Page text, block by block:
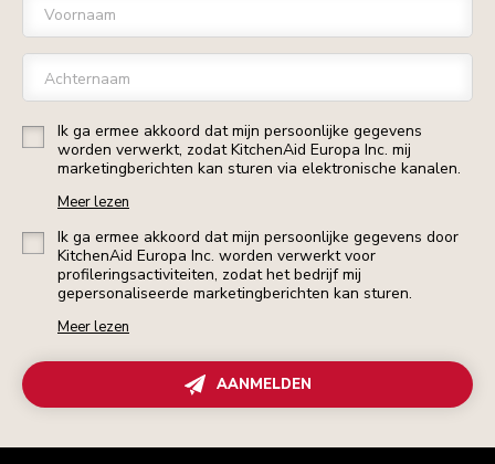
Voornaam
Achternaam
Ik ga ermee akkoord dat mijn persoonlijke gegevens
worden verwerkt, zodat KitchenAid Europa Inc. mij
marketingberichten kan sturen via elektronische kanalen.
Meer lezen
Ik ga ermee akkoord dat mijn persoonlijke gegevens door
KitchenAid Europa Inc. worden verwerkt voor
profileringsactiviteiten, zodat het bedrijf mij
gepersonaliseerde marketingberichten kan sturen.
Meer lezen
AANMELDEN